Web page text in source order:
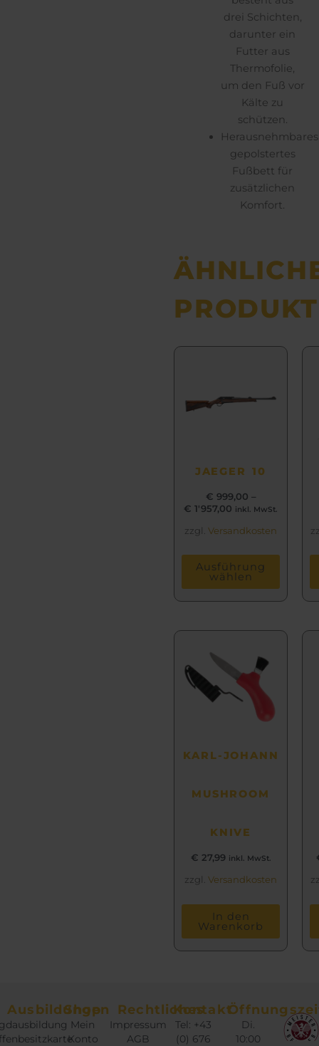
drei Schichten,
darunter ein
Futter aus
Thermofolie,
um den Fuß vor
Kälte zu
schützen.
Herausnehmbares
gepolstertes
Fußbett für
zusätzlichen
Komfort.
JAEGER 10
€ 999,00 –
€ 1'957,00 inkl. MwSt.
zzgl. Versandkosten
Ausführung
wählen
mehrere
Optionen
können
auf
der
werden
KARL-JOHANN
MUSHROOM
KNIVE
€ 27,99 inkl. MwSt.
zzgl. Versandkosten
In den
Warenkorb
Ausbildungen
Shop
Mein
Konto
Rechtliches
Impressum
AGB
Kontakt
Tel: +43
(0) 676
Di.
10:00